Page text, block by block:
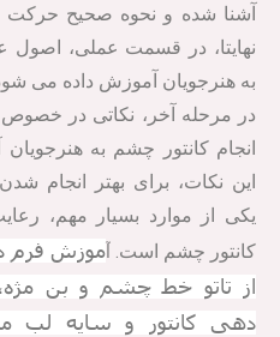
آشنا شده و نحوه صحیح
نهایتا، در قسمت عملی،
به هنرجویان آموزش داده می‌
در مرحله آخر، نکاتی در خصوص
انجام کانتور چشم به
این نکات، برای بهتر انجام
یکی از موارد بسیار مهم،
کانتور چشم است. آموزش فرم
از تاتو خط چشم و بن
دهی کانتور و سایه لب